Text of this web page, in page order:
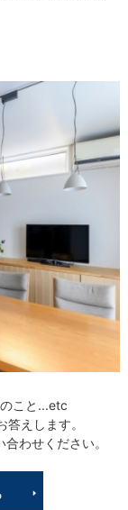
こと...etc
答えします。
合わせください。